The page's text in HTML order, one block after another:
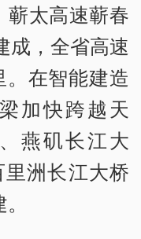
蕲太高速蕲春
成，全省高速
在智能建造
加快跨越天
燕矶长江大
洲长江大桥